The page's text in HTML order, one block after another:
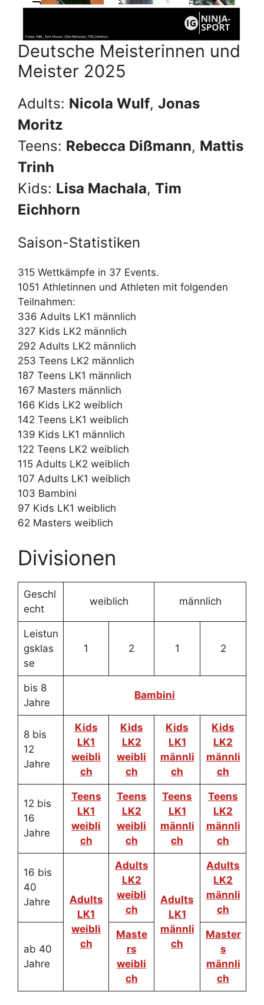
Deutsche Meisterinnen und
Meister 2025
Adults: Nicola Wulf, Jonas
Moritz
Teens: Rebecca Dißmann, Mattis
Trinh
Kids: Lisa Machala, Tim
Eichhorn
Saison-Statistiken
315 Wettkämpfe in 37 Events.
1051 Athletinnen und Athleten mit folgenden
Teilnahmen:
336 Adults LK1 männlich
327 Kids LK2 männlich
292 Adults LK2 männlich
253 Teens LK2 männlich
187 Teens LK1 männlich
167 Masters männlich
166 Kids LK2 weiblich
142 Teens LK1 weiblich
139 Kids LK1 männlich
122 Teens LK2 weiblich
115 Adults LK2 weiblich
107 Adults LK1 weiblich
103 Bambini
97 Kids LK1 weiblich
62 Masters weiblich
Divisionen
Geschl
echt
weiblich männlich
Leistun
gsklas
se
1 2 1 2
bis 8
Jahre
Bambini
8 bis
12
Jahre
Kids
LK1
weibli
ch
Kids
LK2
weibli
ch
Kids
LK1
männli
ch
Kids
LK2
männli
ch
12 bis
16
Jahre
Teens
LK1
weibli
ch
Teens
LK2
weibli
ch
Teens
LK1
männli
ch
Teens
LK2
männli
ch
16 bis
40
Jahre
Adults
LK1
weibli
ch
Adults
LK2
weibli
ch
Adults
LK1
männli
ch
Adults
LK2
männli
ch
ab 40
Jahre
Maste
rs
weibli
ch
Master
s
männli
ch